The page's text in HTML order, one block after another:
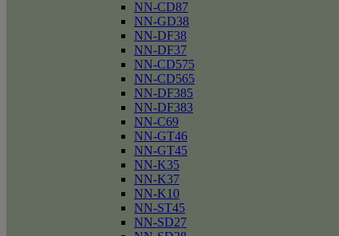
NN-CD87
NN-GD38
NN-DF38
NN-DF37
NN-CD575
NN-CD565
NN-DF385
NN-DF383
NN-C69
NN-GT46
NN-GT45
NN-K35
NN-K37
NN-K10
NN-ST45
NN-SD27